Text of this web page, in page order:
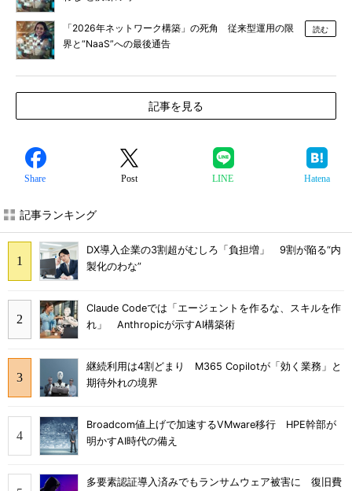
「2026年ネットワーク構築」の死角 従来型運用の限
界と“NaaS”への最後通告
読む
記事を見る
Share Post LINE Hatena
記事ランキング
DX導入企業の3割超がむしろ「負担増」 9割が陥る“内
製化のわな”
Claude Codeでは「エージェントを作るな、スキルを作
れ」 Anthropicが示すAI構築術
継続利用は4割どまり M365 Copilotが「効く業務」と
期待外れの境界
Broadcom値上げで加速するVMware移行 HPE幹部が
明かすAI時代の備え
多要素認証導入済みでもランサムウェア被害に 復旧費